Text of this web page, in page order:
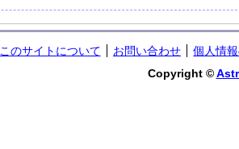
このサイトについて お問い合わせ
個人情
Copyright ©